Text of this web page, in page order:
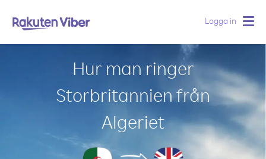
Logga in
Hur man ringer
Storbritannien från
Algeriet